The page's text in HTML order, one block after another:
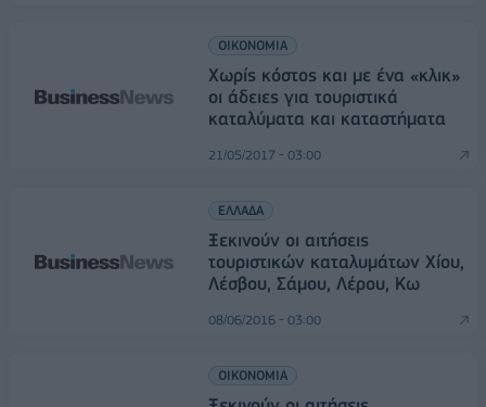
ΟΙΚΟΝΟΜΙΑ
Χωρίς κόστος και με ένα «κλικ»
οι άδειες για τουριστικά
καταλύματα και καταστήματα
21/05/2017 - 03:00
ΕΛΛΑΔΑ
Ξεκινούν οι αιτήσεις
τουριστικών καταλυμάτων Χίου,
Λέσβου, Σάμου, Λέρου, Κω
08/06/2016 - 03:00
ΟΙΚΟΝΟΜΙΑ